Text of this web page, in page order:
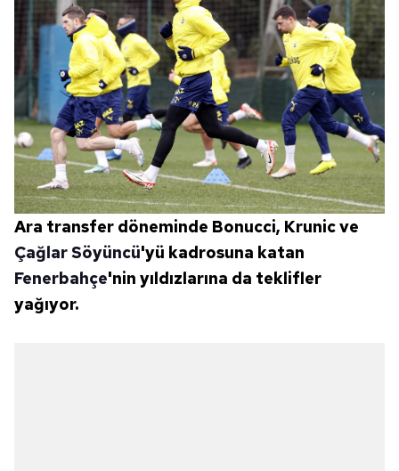
Ara transfer döneminde Bonucci, Krunic ve
Çağlar Söyüncü'yü kadrosuna katan
Fenerbahçe'nin yıldızlarına da teklifler
yağıyor.